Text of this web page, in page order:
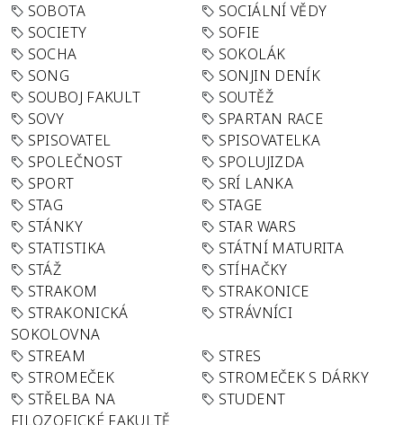
SOBOTA
SOCIÁLNÍ VĚDY
SOCIETY
SOFIE
SOCHA
SOKOLÁK
SONG
SONJIN DENÍK
SOUBOJ FAKULT
SOUTĚŽ
SOVY
SPARTAN RACE
SPISOVATEL
SPISOVATELKA
SPOLEČNOST
SPOLUJIZDA
SPORT
SRÍ LANKA
STAG
STAGE
STÁNKY
STAR WARS
STATISTIKA
STÁTNÍ MATURITA
STÁŽ
STÍHAČKY
STRAKOM
STRAKONICE
STRAKONICKÁ
SOKOLOVNA
STRÁVNÍCI
STREAM
STRES
STROMEČEK
STROMEČEK S DÁRKY
STŘELBA NA
FILOZOFICKÉ FAKULTĚ
STUDENT